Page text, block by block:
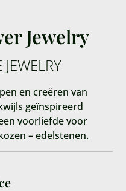
Jewelry
en creëren van
geïnspireerd
voorliefde voor
– edelstenen.